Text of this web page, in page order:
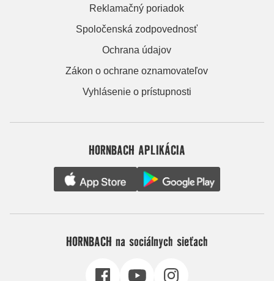
Reklamačný poriadok
Spoločenská zodpovednosť
Ochrana údajov
Zákon o ochrane oznamovateľov
Vyhlásenie o prístupnosti
HORNBACH APLIKÁCIA
HORNBACH na sociálnych sieťach